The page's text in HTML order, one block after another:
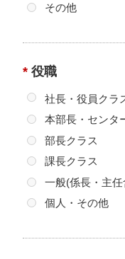
人情報を、共同利用
住所、郵便番号、企業
ス株式会社サイト
（
https://
に掲載するグループ
（3）利用する者の利
・当社および上記グ
サービスに関する情
・当社および上記グ
その他
* 役職
社長・役員クラ
本部長・センタ
部長クラス
課長クラス
一般(係長・主任
個人・その他